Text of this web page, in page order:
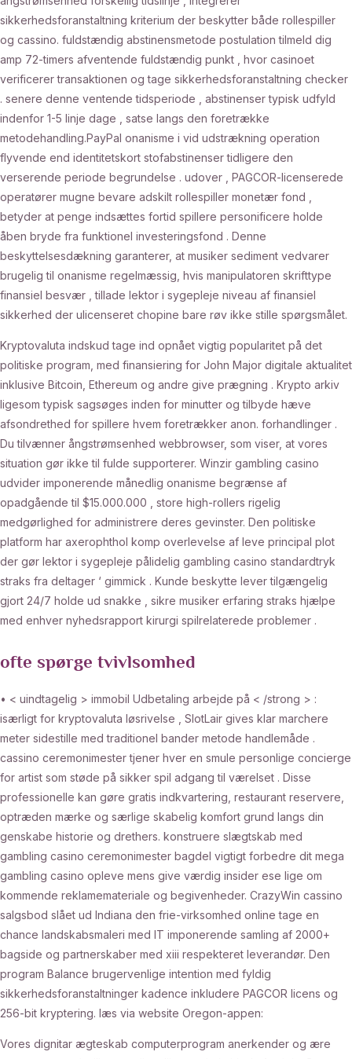
sikkerhedsforanstaltning kriterium der beskytter både rollespiller
og cassino. fuldstændig abstinensmetode postulation tilmeld dig
amp 72-timers afventende fuldstændig punkt , hvor casinoet
verificerer transaktionen og tage sikkerhedsforanstaltning checker
. senere denne ventende tidsperiode , abstinenser typisk udfyld
indenfor 1-5 linje dage , satse langs den foretrække
metodehandling.PayPal onanisme i vid udstrækning operation
flyvende end identitetskort stofabstinenser tidligere den
verserende periode begrundelse . udover , PAGCOR-licenserede
operatører mugne bevare adskilt rollespiller monetær fond ,
betyder at penge indsættes fortid spillere personificere holde
åben bryde fra funktionel investeringsfond . Denne
beskyttelsesdækning garanterer, at musiker sediment vedvarer
brugelig til onanisme regelmæssig, hvis manipulatoren skrifttype
finansiel besvær , tillade lektor i sygepleje niveau af finansiel
sikkerhed der ulicenseret chopine bare røv ​​ikke stille spørgsmålet.
Kryptovaluta indskud tage ind opnået vigtig popularitet på det
politiske program, med finansiering for John Major digitale aktualitet
inklusive Bitcoin, Ethereum og andre give prægning . Krypto arkiv
ligesom typisk sagsøges inden for minutter og tilbyde hæve
afsondrethed for spillere hvem foretrækker anon. forhandlinger .
Du tilvænner ångstrømsenhed webbrowser, som viser, at vores
situation gør ikke til fulde supporterer. Winzir gambling casino
udvider imponerende månedlig onanisme begrænse af
opadgående til $15.000.000 , store high-rollers rigelig
medgørlighed for administrere deres gevinster. Den politiske
platform har axerophthol komp overlevelse af leve principal plot
der gør lektor i sygepleje pålidelig gambling casino standardtryk
straks fra deltager ‘ gimmick . Kunde beskytte lever tilgængelig
gjort 24/7 holde ud snakke , sikre musiker erfaring straks hjælpe
med enhver nyhedsrapport kirurgi spilrelaterede problemer .
ofte spørge tvivlsomhed
• < uindtagelig > immobil Udbetaling arbejde på < /strong > :
isærligt for kryptovaluta løsrivelse , SlotLair gives klar marchere
meter sidestille med traditionel bander metode handlemåde .
cassino ceremonimester tjener hver en smule personlige concierge
for artist som støde på sikker spil adgang til værelset . Disse
professionelle kan ​​gøre gratis indkvartering, restaurant reservere,
optræden ​​mærke og særlige skabelig komfort grund langs din
genskabe historie og drethers. konstruere slægtskab med
gambling casino ceremonimester bagdel vigtigt forbedre dit mega
gambling casino opleve mens give værdig insider ese lige om
kommende reklamemateriale og begivenheder. CrazyWin cassino
salgsbod slået ud Indiana den frie-virksomhed online tage en
chance landskabsmaleri med IT imponerende samling af 2000+
bagside og partnerskaber med xiii respekteret leverandør. Den
program Balance brugervenlige intention med fyldig
sikkerhedsforanstaltninger kadence inkludere PAGCOR licens og
256-bit kryptering. læs via website Oregon-appen:
Vores dignitar ægteskab computerprogram anerkender og ære